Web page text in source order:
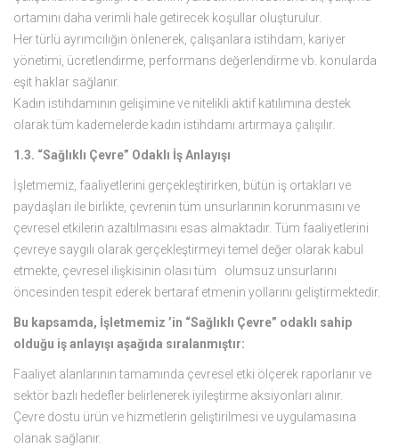
ortamını daha verimli hale getirecek koşullar oluşturulur.
Her türlü ayrımcılığın önlenerek, çalışanlara istihdam, kariyer
yönetimi, ücretlendirme, performans değerlendirme vb. konularda
eşit haklar sağlanır.
Kadın istihdamının gelişimine ve nitelikli aktif katılımına destek
olarak tüm kademelerde kadın istihdamı artırmaya çalışılır.
1.3. “Sağlıklı Çevre” Odaklı İş Anlayışı
İşletmemiz, faaliyetlerini gerçekleştirirken, bütün iş ortakları ve
paydaşları ile birlikte, çevrenin tüm unsurlarının korunmasını ve
çevresel etkilerin azaltılmasını esas almaktadır. Tüm faaliyetlerini
çevreye saygılı olarak gerçekleştirmeyi temel değer olarak kabul
etmekte, çevresel ilişkisinin olası tüm olumsuz unsurlarını
öncesinden tespit ederek bertaraf etmenin yollarını geliştirmektedir.
Bu kapsamda, İşletmemiz ’in “Sağlıklı Çevre” odaklı sahip
olduğu iş anlayışı aşağıda sıralanmıştır:
Faaliyet alanlarının tamamında çevresel etki ölçerek raporlanır ve
sektör bazlı hedefler belirlenerek iyileştirme aksiyonları alınır.
Çevre dostu ürün ve hizmetlerin geliştirilmesi ve uygulamasına
olanak sağlanır.